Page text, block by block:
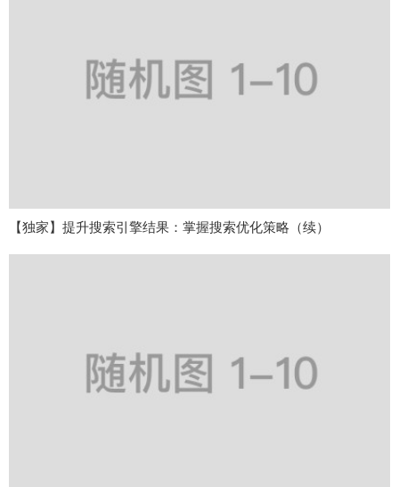
【独家】提升搜索引擎结果：掌握搜索优化策略（续）